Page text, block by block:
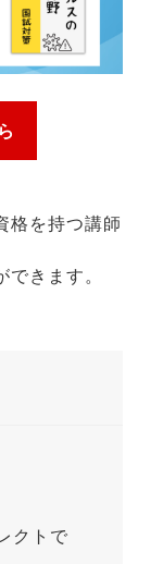
格を持つ講師
きます。
クトで